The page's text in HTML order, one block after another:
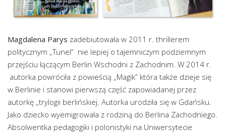
Magdalena Parys zadebiutowała w 2011 r. thrillerem
politycznym „Tunel” nie lepiej o tajemniczym podziemnym
przejściu łączącym Berlin Wschodni z Zachodnim. W 2014 r.
autorka powróciła z powieścią „Magik” która także dzieje się
w Berlinie i stanowi pierwszą część zapowiadanej przez
autorkę „trylogii berlińskiej. Autorka urodziła się w Gdańsku.
Jako dziecko wyemigrowała z rodziną do Berlina Zachodniego.
Absolwentka pedagogiki i polonistyki na Uniwersytecie